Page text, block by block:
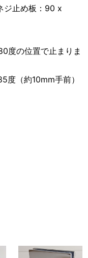
ジ止め板：90 x
度の位置で止まりま
（約10mm手前）